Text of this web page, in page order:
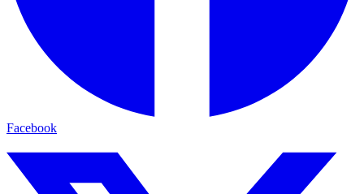
Facebook